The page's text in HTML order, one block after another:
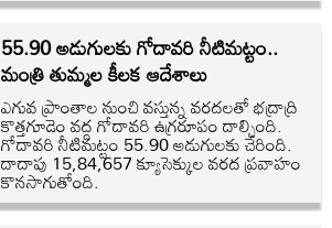
55.90 అడుగులకు గోదావరి నీటిమట్టం..
మంత్రి తుమ్మల కీలక ఆదేశాలు
ఎగువ ప్రాంతాల నుంచి వస్తున్న వరదలతో భద్రాద్రి
కొత్తగూడెం వద్ద గోదావరి ఉగ్రరూపం దాల్చింది.
గోదావరి నీటిమట్టం 55.90 అడుగులకు చేరింది.
దాదాపు 15,84,657 క్యూసెక్కుల వరద ప్రవాహం
కొనసాగుతోంది.